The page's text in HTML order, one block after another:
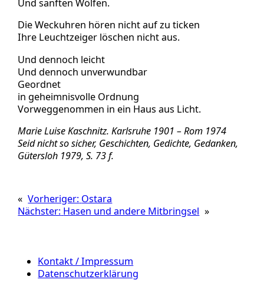
Und sanften Wölfen.
Die Weckuhren hören nicht auf zu ticken
Ihre Leuchtzeiger löschen nicht aus.
Und dennoch leicht
Und dennoch unverwundbar
Geordnet
in geheimnisvolle Ordnung
Vorweggenommen in ein Haus aus Licht.
Marie Luise Kaschnitz. Karlsruhe 1901 – Rom 1974
Seid nicht so sicher, Geschichten, Gedichte, Gedanken,
Gütersloh 1979, S. 73 f.
« Vorheriger: Ostara
Nächster: Hasen und andere Mitbringsel »
Kontakt / Impressum
Datenschutzerklärung